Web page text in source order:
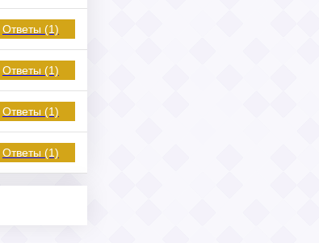
Ответы (1)
Ответы (1)
Ответы (1)
Ответы (1)